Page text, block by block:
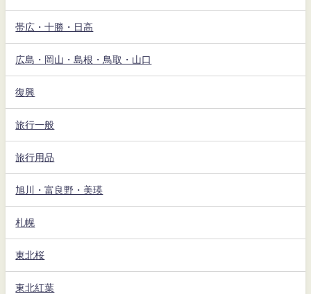
帯広・十勝・日高
広島・岡山・島根・鳥取・山口
復興
旅行一般
旅行用品
旭川・富良野・美瑛
札幌
東北桜
東北紅葉